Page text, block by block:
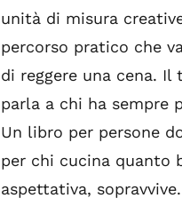
unità di misura
percorso pratico che
di reggere una cena.
parla a chi ha sempre
Un libro per persone
per chi cucina quanto
aspettativa, sopravvive.